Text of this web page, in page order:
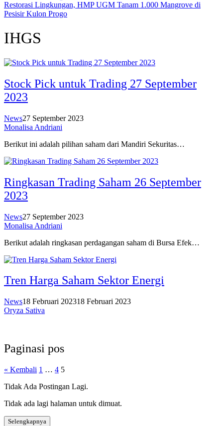
Restorasi Lingkungan, HMP UGM Tanam 1.000 Mangrove di
Pesisir Kulon Progo
IHGS
Stock Pick untuk Trading 27 September
2023
News27 September 2023
Monalisa Andriani
Berikut ini adalah pilihan saham dari Mandiri Sekuritas…
Ringkasan Trading Saham 26 September
2023
News27 September 2023
Monalisa Andriani
Berikut adalah ringkasan perdagangan saham di Bursa Efek…
Tren Harga Saham Sektor Energi
News18 Februari 202318 Februari 2023
Oryza Sativa
Paginasi pos
« Kembali 1 … 4 5
Tidak Ada Postingan Lagi.
Tidak ada lagi halaman untuk dimuat.
Selengkapnya